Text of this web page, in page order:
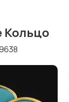
Кольцо